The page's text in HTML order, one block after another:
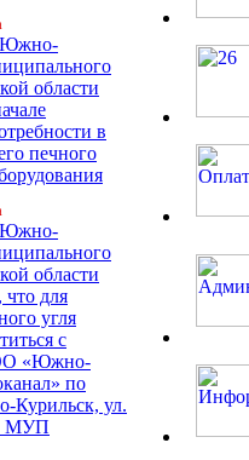
Южно-
области
в
печного
Южно-
области
для
угля
с
«Южно-
по
Курильск, ул.
МУП